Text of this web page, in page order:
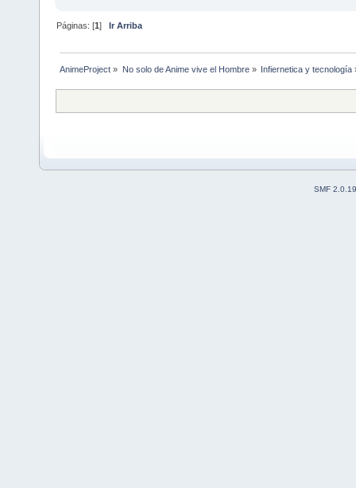
Páginas: [1]Ir Arriba
AnimeProject » No solo de Anime vive el Hombre» Infiernetica y tecnología
SMF 2.0.19